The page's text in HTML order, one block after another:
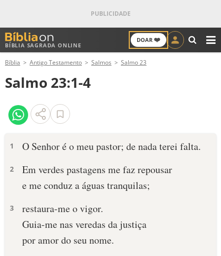
BÍBLIA SAGRADA ONLINE
DOAR ❤️
ANTIGO TESTAMENTO
NOVO TESTAMENTO
VERSÍCULOS
PALAVRA DO DIA
SALMO DO DIA
DEVOCIONAL DIÁRIO
10 MANDAMENTOS
Bíblia Antigo Testamento Salmos Salmo 23
Salmo 23:1-4
1 O Senhor é o meu pastor; de nada terei falta.
2
Em verdes pastagens me faz repousar
e me conduz a águas tranquilas;
3
restaura-me o vigor.
Guia-me nas veredas da justiça
por amor do seu nome.